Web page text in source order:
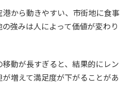
から動きやすい、市街地に食事
強みは人によって価値が変わり
動が長すぎると、結果的にレン
増えて満足度が下がることがあ